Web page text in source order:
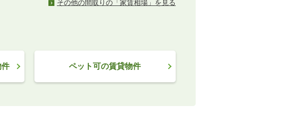
その他の間取りの「家賃相場」を見る
件 ペット可の賃貸物件